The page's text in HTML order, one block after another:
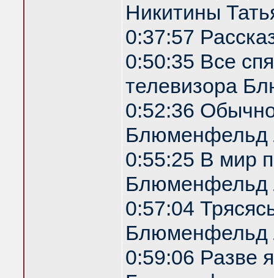
Никитины
0:37:57
0:50:35 Все
телевизора
0:52:36
Блюменфельд
0:55:25 В мир
Блюменфельд
0:57:04
Блюменфельд
0:59:06 Разве